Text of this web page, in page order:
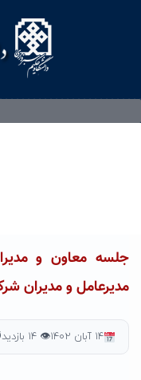
جلسه معاون و
مدیرعامل و مدیران
۱۴ آبان ۱۴۰۲ 👁 ۱۴ بازدید ⏱